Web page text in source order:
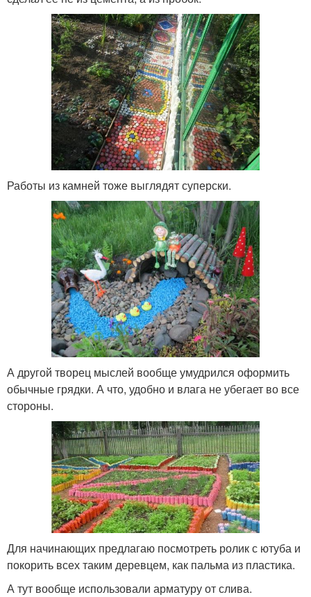
Работы из камней тоже выглядят суперски.
А другой творец мыслей вообще умудрился оформить
обычные грядки. А что, удобно и влага не убегает во все
стороны.
Для начинающих предлагаю посмотреть ролик с ютуба и
покорить всех таким деревцем, как пальма из пластика.
А тут вообще использовали арматуру от слива.